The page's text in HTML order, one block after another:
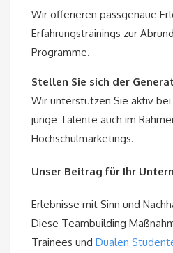
Wir offerieren passgenaue
Erfahrungstrainings zur
Programme.
Stellen Sie sich der
Wir unterstützen Sie aktiv
junge Talente auch im
Hochschulmarketings.
Unser Beitrag für Ihr
Erlebnisse mit Sinn und
Diese Teambuilding
Trainees und Dualen